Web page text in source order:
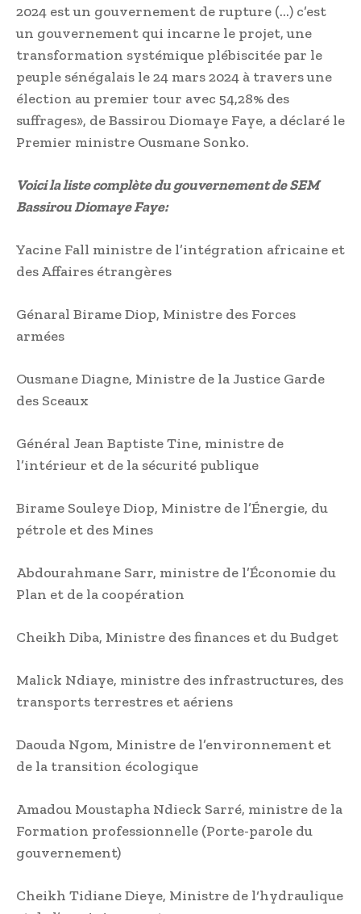
2024 est un gouvernement de rupture (…) c’est
un gouvernement qui incarne le projet, une
transformation systémique plébiscitée par le
peuple sénégalais le 24 mars 2024 à travers une
élection au premier tour avec 54,28% des
suffrages», de Bassirou Diomaye Faye, a déclaré le
Premier ministre Ousmane Sonko.
Voici la liste complète du gouvernement de SEM
Bassirou Diomaye Faye:
Yacine Fall ministre de l’intégration africaine et
des Affaires étrangères
Génaral Birame Diop, Ministre des Forces
armées
Ousmane Diagne, Ministre de la Justice Garde
des Sceaux
Général Jean Baptiste Tine, ministre de
l’intérieur et de la sécurité publique
Birame Souleye Diop, Ministre de l’Énergie, du
pétrole et des Mines
Abdourahmane Sarr, ministre de l’Économie du
Plan et de la coopération
Cheikh Diba, Ministre des finances et du Budget
Malick Ndiaye, ministre des infrastructures, des
transports terrestres et aériens
Daouda Ngom, Ministre de l’environnement et
de la transition écologique
Amadou Moustapha Ndieck Sarré, ministre de la
Formation professionnelle (Porte-parole du
gouvernement)
Cheikh Tidiane Dieye, Ministre de l‘hydraulique